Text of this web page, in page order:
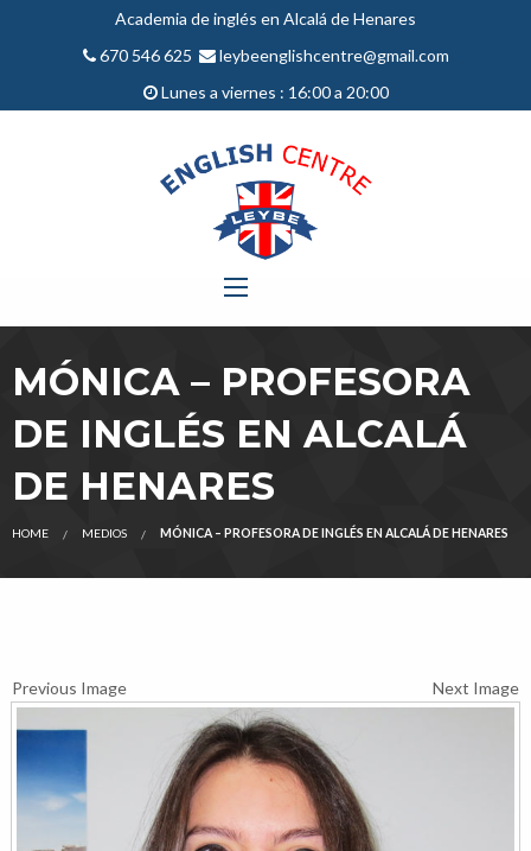
Academia de inglés en Alcalá de Henares
670 546 625
leybeenglishcentre@gmail.com
Lunes a viernes : 16:00 a 20:00
MÓNICA – PROFESORA
DE INGLÉS EN ALCALÁ
DE HENARES
HOME MEDIOS MÓNICA – PROFESORA DE INGLÉS EN ALCALÁ DE HENARES
Previous Image Next Image